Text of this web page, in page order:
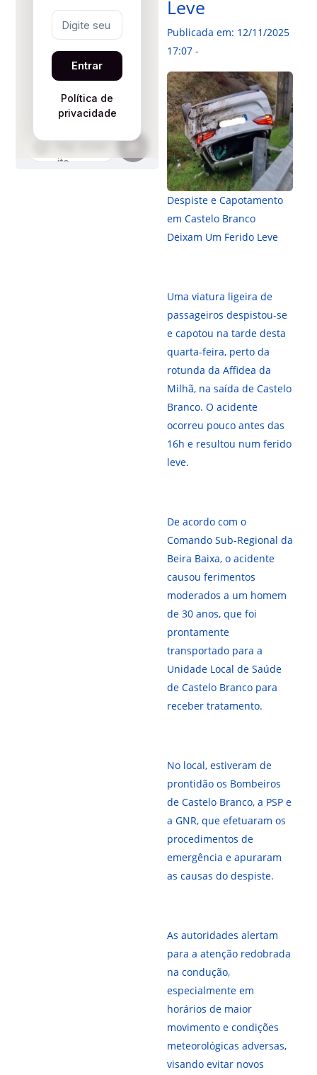
Leve
Publicada em: 12/11/2025
17:07 -
Despiste e Capotamento
em Castelo Branco
Deixam Um Ferido Leve
Uma viatura ligeira de
passageiros despistou-se
e capotou na tarde desta
quarta-feira, perto da
rotunda da Affidea da
Milhã, na saída de Castelo
Branco. O acidente
ocorreu pouco antes das
16h e resultou num ferido
leve.
De acordo com o
Comando Sub-Regional da
Beira Baixa, o acidente
causou ferimentos
moderados a um homem
de 30 anos, que foi
prontamente
transportado para a
Unidade Local de Saúde
de Castelo Branco para
receber tratamento.
No local, estiveram de
prontidão os Bombeiros
de Castelo Branco, a PSP e
a GNR, que efetuaram os
procedimentos de
emergência e apuraram
as causas do despiste.
As autoridades alertam
para a atenção redobrada
na condução,
especialmente em
horários de maior
movimento e condições
meteorológicas adversas,
visando evitar novos